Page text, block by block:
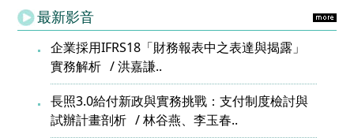
最新影音
企業採用IFRS18「財務報表中之表達與揭露」
實務解析
洪嘉謙..
長照3.0給付新政與實務挑戰：支付制度檢討與
試辦計畫剖析
林谷燕、李玉春..